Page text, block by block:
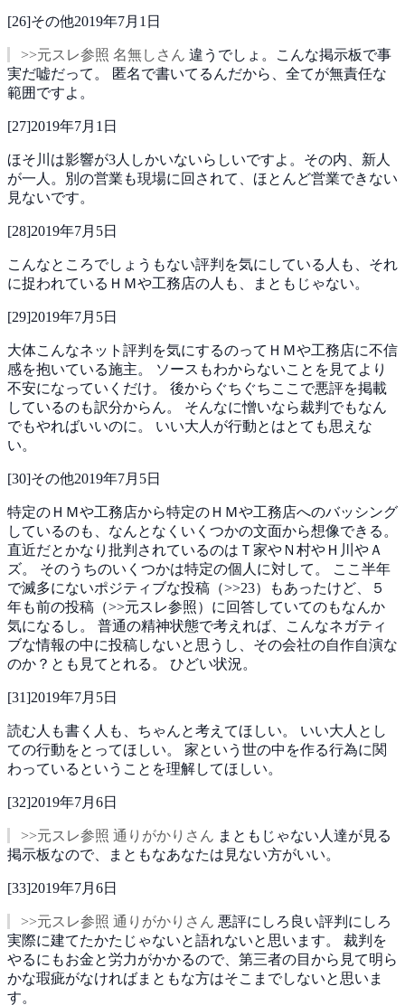
[26]その他2019年7月1日
>>元スレ参照 名無しさん 違うでしょ。こんな掲示板で事
実だ嘘だって。
匿名で書いてるんだから、全てが無責任な
範囲ですよ。
[27]2019年7月1日
ほそ川は影響が3人しかいないらしいですよ。その内、新人
が一人。別の営業も現場に回されて、ほとんど営業できない
見ないです。
[28]2019年7月5日
こんなところでしょうもない評判を気にしている人も、それ
に捉われているＨＭや工務店の人も、まともじゃない。
[29]2019年7月5日
大体こんなネット評判を気にするのってＨＭや工務店に不信
感を抱いている施主。
ソースもわからないことを見てより
不安になっていくだけ。 後からぐちぐちここで悪評を掲載
しているのも訳分からん。 そんなに憎いなら裁判でもなん
でもやればいいのに。 いい大人が行動とはとても思えな
い。
[30]その他2019年7月5日
特定のＨＭや工務店から特定のＨＭや工務店へのバッシング
しているのも、なんとなくいくつかの文面から想像できる。
直近だとかなり批判されているのはＴ家やＮ村やＨ川やＡ
ズ。 そのうちのいくつかは特定の個人に対して。
ここ半年
で滅多にないポジティブな投稿（>>23）もあったけど、５
年も前の投稿（>>元スレ参照）に回答していてのもなんか
気になるし。 普通の精神状態で考えれば、こんなネガティ
ブな情報の中に投稿しないと思うし、その会社の自作自演な
のか？とも見てとれる。 ひどい状況。
[31]2019年7月5日
読む人も書く人も、ちゃんと考えてほしい。 いい大人とし
ての行動をとってほしい。 家という世の中を作る行為に関
わっているということを理解してほしい。
[32]2019年7月6日
>>元スレ参照 通りがかりさん まともじゃない人達が見る
掲示板なので、まともなあなたは見ない方がいい。
[33]2019年7月6日
>>元スレ参照 通りがかりさん 悪評にしろ良い評判にしろ
実際に建てたかたじゃないと語れないと思います。 裁判を
やるにもお金と労力がかかるので、第三者の目から見て明ら
かな瑕疵がなければまともな方はそこまでしないと思いま
す。